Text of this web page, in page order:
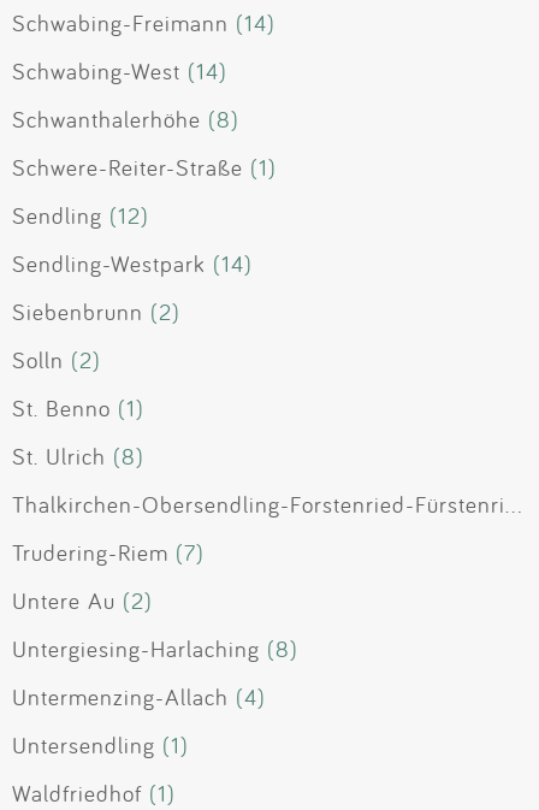
Schwabing-Freimann (14)
Schwabing-West (14)
Schwanthalerhöhe (8)
Schwere-Reiter-Straße (1)
Sendling (12)
Sendling-Westpark (14)
Siebenbrunn (2)
Solln (2)
St. Benno (1)
St. Ulrich (8)
Thalkirchen-Obersendling-Forstenried-Fürstenried-Solln
Trudering-Riem (7)
Untere Au (2)
Untergiesing-Harlaching (8)
Untermenzing-Allach (4)
Untersendling (1)
Waldfriedhof (1)